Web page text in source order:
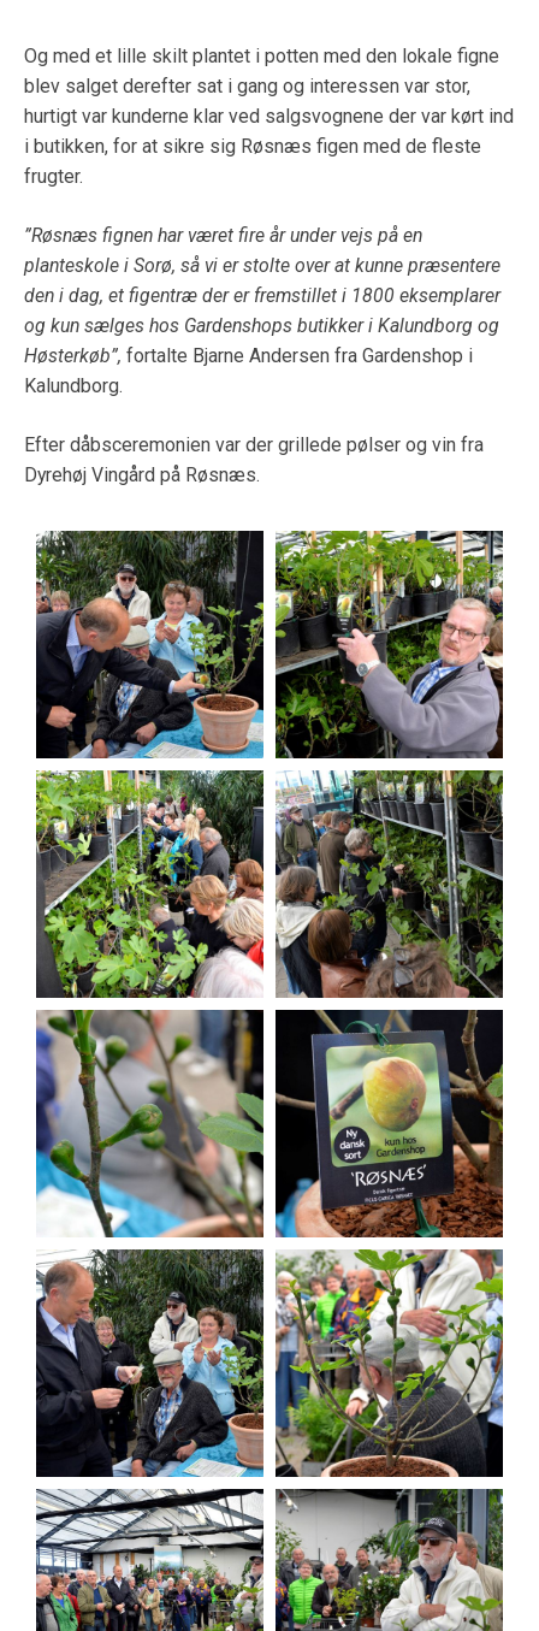
Og med et lille skilt plantet i potten med den lokale figne
blev salget derefter sat i gang og interessen var stor,
hurtigt var kunderne klar ved salgsvognene der var kørt ind
i butikken, for at sikre sig Røsnæs figen med de fleste
frugter.
”Røsnæs fignen har været fire år under vejs på en
planteskole i Sorø, så vi er stolte over at kunne præsentere
den i dag, et figentræ der er fremstillet i 1800 eksemplarer
og kun sælges hos Gardenshops butikker i Kalundborg og
Høsterkøb”, fortalte Bjarne Andersen fra Gardenshop i
Kalundborg.
Efter dåbsceremonien var der grillede pølser og vin fra
Dyrehøj Vingård på Røsnæs.